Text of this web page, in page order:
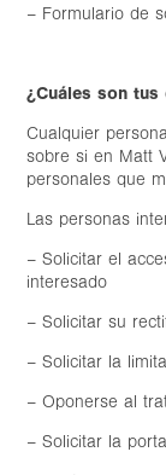
– Formulario de
¿Cuáles son
Cualquier
sobre si en Matt
personales que
Las personas
– Solicitar el
interesado
– Solicitar su
– Solicitar la
– Oponerse al
– Solicitar la